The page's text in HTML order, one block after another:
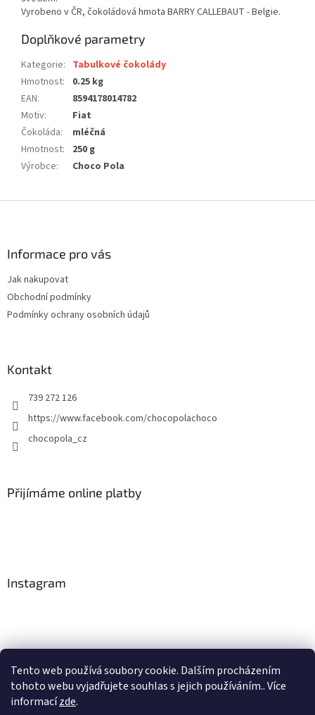
Tento web používá soubory cookie. Dalším procházením
tohoto webu vyjadřujete souhlas s jejich používáním.. Více
informacízde.
Vyrobeno v ČR, čokoládová hmota BARRY CALLEBAUT - Belgie.
Doplňkové parametry
Kategorie: Tabulkové čokolády
Hmotnost:
0.25 kg
EAN:
8594178014782
Motiv:
Fiat
Čokoláda:
mléčná
Hmotnost:
250 g
Výrobce: Choco Pola
Informace pro vás
Jak nakupovat
Obchodní podmínky
Podmínky ochrany osobních údajů
Kontakt
739 272 126
https://www.facebook.com/chocopolachoco
chocopola_cz
Přijímáme online platby
Instagram
Sledovat na Instagramu